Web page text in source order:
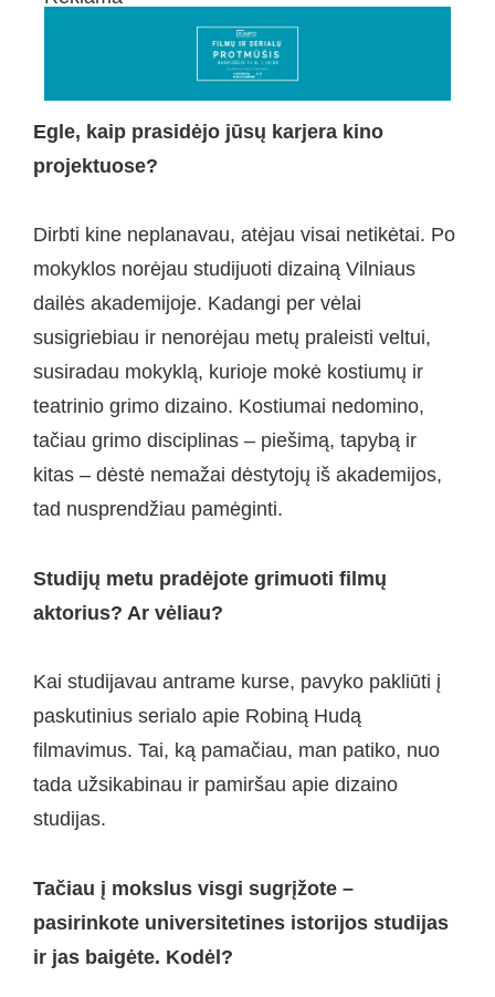
Egle, kaip prasidėjo jūsų karjera kino
projektuose?
Dirbti kine neplanavau, atėjau visai netikėtai. Po
mokyklos norėjau studijuoti dizainą Vilniaus
dailės akademijoje. Kadangi per vėlai
susigriebiau ir nenorėjau metų praleisti veltui,
susiradau mokyklą, kurioje mokė kostiumų ir
teatrinio grimo dizaino. Kostiumai nedomino,
tačiau grimo disciplinas – piešimą, tapybą ir
kitas – dėstė nemažai dėstytojų iš akademijos,
tad nusprendžiau pamėginti.
Studijų metu pradėjote grimuoti filmų
aktorius? Ar vėliau?
Kai studijavau antrame kurse, pavyko pakliūti į
paskutinius serialo apie Robiną Hudą
filmavimus. Tai, ką pamačiau, man patiko, nuo
tada užsikabinau ir pamiršau apie dizaino
studijas.
Tačiau į mokslus visgi sugrįžote –
pasirinkote universitetines istorijos studijas
ir jas baigėte. Kodėl?